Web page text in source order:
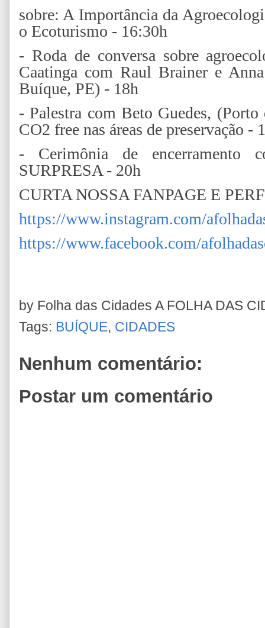
sobre: A Importância da
o Ecoturismo - 16:30h
- Roda de conversa sobre
Caatinga com Raul Brainer e
Buíque, PE) - 18h
- Palestra com Beto Guedes,
CO2 free nas áreas de preservação -
- Cerimônia de encerramento
SURPRESA - 20h
CURTA NOSSA FANPAGE E
https://www.instagram.com/
https://www.facebook.com/
by Folha das Cidades A FOLHA DAS
Tags: BUÍQUE, CIDADES
Nenhum comentário:
Postar um comentário